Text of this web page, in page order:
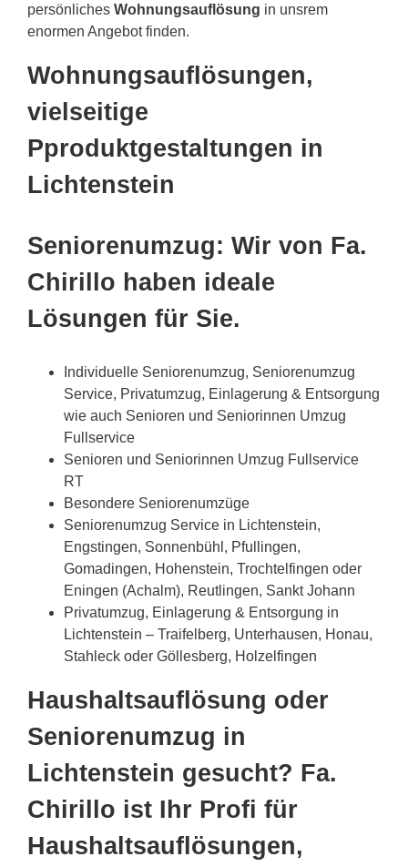
persönliches Wohnungsauflösung in unsrem
enormen Angebot finden.
Wohnungsauflösungen,
vielseitige
Pproduktgestaltungen in
Lichtenstein
Seniorenumzug: Wir von Fa.
Chirillo haben ideale
Lösungen für Sie.
Individuelle Seniorenumzug, Seniorenumzug
Service, Privatumzug, Einlagerung & Entsorgung
wie auch Senioren und Seniorinnen Umzug
Fullservice
Senioren und Seniorinnen Umzug Fullservice
RT
Besondere Seniorenumzüge
Seniorenumzug Service in Lichtenstein,
Engstingen, Sonnenbühl, Pfullingen,
Gomadingen, Hohenstein, Trochtelfingen oder
Eningen (Achalm), Reutlingen, Sankt Johann
Privatumzug, Einlagerung & Entsorgung in
Lichtenstein – Traifelberg, Unterhausen, Honau,
Stahleck oder Göllesberg, Holzelfingen
Haushaltsauflösung oder
Seniorenumzug in
Lichtenstein gesucht? Fa.
Chirillo ist Ihr Profi für
Haushaltsauflösungen,